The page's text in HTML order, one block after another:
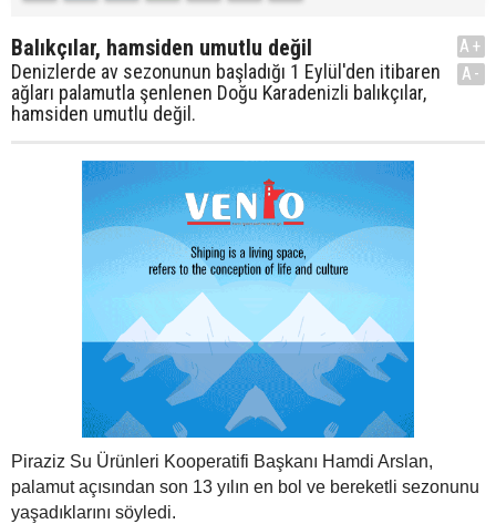
Balıkçılar, hamsiden umutlu değil
Denizlerde av sezonunun başladığı 1 Eylül'den itibaren
ağları palamutla şenlenen Doğu Karadenizli balıkçılar,
hamsiden umutlu değil.
A+
A-
Piraziz Su Ürünleri Kooperatifi Başkanı Hamdi Arslan,
palamut açısından son 13 yılın en bol ve bereketli sezonunu
yaşadıklarını söyledi.